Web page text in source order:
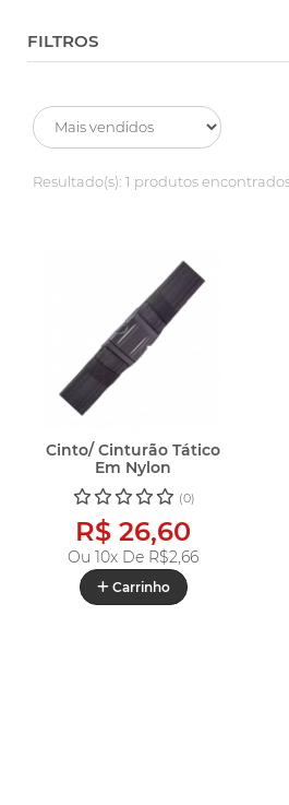
FILTROS
Resultado(s): 1 produtos
Cinto/ Cinturão Tático
Em Nylon
(0)
R$ 26,60
Ou 10x De R$2,66
Carrinho